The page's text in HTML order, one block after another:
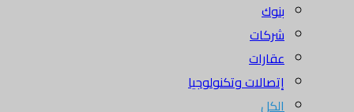
بنوك
شركات
عقارات
إتصالات وتكنولوجيا
الكل